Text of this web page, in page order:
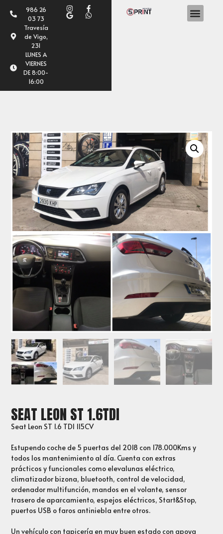
986 26
03 73
Travesía
de Vigo,
231
LUNES A
VIERNES
DE 8:00-
16:00
SEAT LEON ST 1.6TDI
Seat Leon ST 1.6 TDI 115CV
Estupendo coche de 5 puertas del 2018 con 178.000Kms y
todos los mantenimiento al día. Cuenta con extras
prácticos y funcionales como elevalunas eléctrico,
climatizador bizona, bluetooth, control de velocidad,
ordenador multifunción, mandos en el volante, sensor
trasero de aparcamiento, espejos eléctricos, Start&Stop,
puertos USB o faros antiniebla entre otros.
Un vehículo con tapicería en muy buen estado con apoya